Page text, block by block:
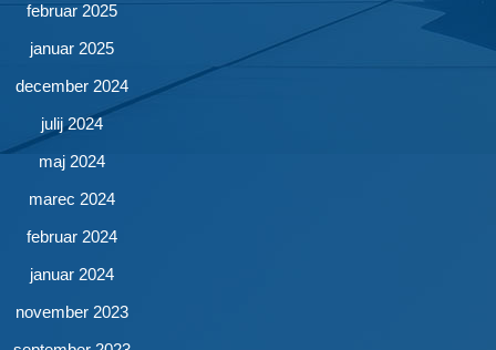
februar 2025
januar 2025
december 2024
julij 2024
maj 2024
marec 2024
februar 2024
januar 2024
november 2023